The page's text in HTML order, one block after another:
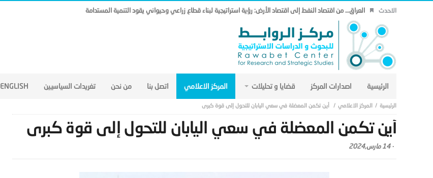
الاحدث العراق… من اقتصاد النفط إلى اقتصاد الأرض: رؤية استراتيجية لبناء قطاع زراعي وحيواني يقود التنمية المستدامة
الرئيسية اصدارات المركز قضايا و تحليلات المركز الاعلامي اتصل بنا من نحن تغريدات السياسيين ENGLISH
المركز الاعلامي أين تكمن المعضلة في سعي اليابان للتحول إلى قوة كبرى
أين تكمن المعضلة في سعي اليابان للتحول إلى قوة كبرى
-14 مارس,2024